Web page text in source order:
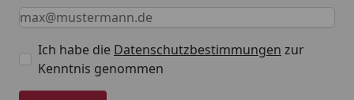
Keine Eingabe erforderlich
Eingabe erforderlich
E-Mail *
Ich habe die Datenschutzbestimmungen zur
Kenntnis genommen